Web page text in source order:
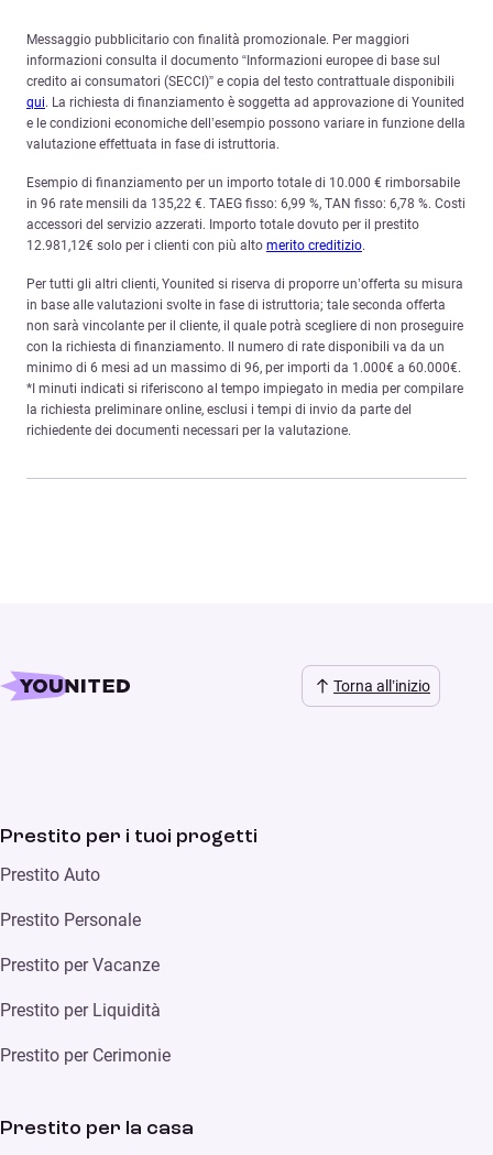
Messaggio pubblicitario con finalità promozionale. Per maggiori
informazioni consulta il documento “Informazioni europee di base sul
credito ai consumatori (SECCI)” e copia del testo contrattuale disponibili
qui. La richiesta di finanziamento è soggetta ad approvazione di Younited
e le condizioni economiche dell’esempio possono variare in funzione della
valutazione effettuata in fase di istruttoria.
Esempio di finanziamento per un importo totale di 10.000 € rimborsabile
in 96 rate mensili da 135,22 €. TAEG fisso: 6,99 %, TAN fisso: 6,78 %. Costi
accessori del servizio azzerati. Importo totale dovuto per il prestito
12.981,12€ solo per i clienti con più alto merito creditizio.
Per tutti gli altri clienti, Younited si riserva di proporre un’offerta su misura
in base alle valutazioni svolte in fase di istruttoria; tale seconda offerta
non sarà vincolante per il cliente, il quale potrà scegliere di non proseguire
con la richiesta di finanziamento. Il numero di rate disponibili va da un
minimo di 6 mesi ad un massimo di 96, per importi da 1.000€ a 60.000€.
*I minuti indicati si riferiscono al tempo impiegato in media per compilare
la richiesta preliminare online, esclusi i tempi di invio da parte del
richiedente dei documenti necessari per la valutazione.
Torna all’inizio
Prestito per i tuoi progetti
Prestito Auto
Prestito Personale
Prestito per Vacanze
Prestito per Liquidità
Prestito per Cerimonie
Prestito per la casa